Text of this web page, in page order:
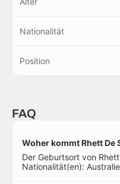
Nationalität
Position
FAQ
Woher kommt Rhett De
Der Geburtsort von
Nationalität(en):